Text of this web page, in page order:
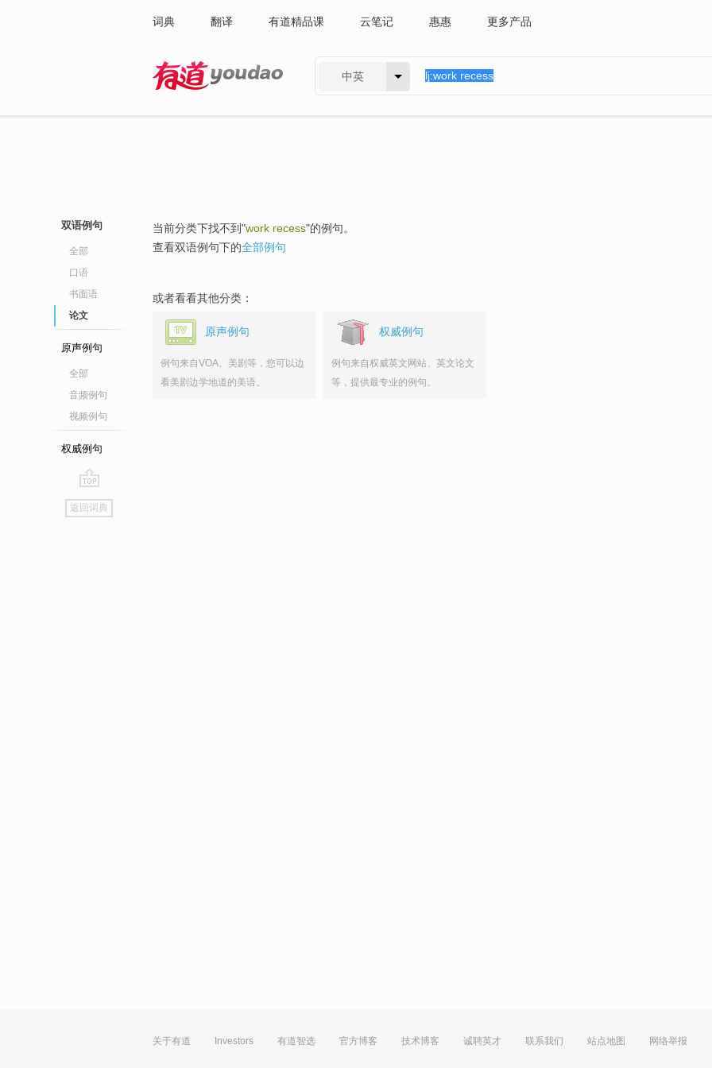
词典 翻译 有道精品课 云笔记 惠惠 更多产品
中英
双语例句
全部
口语
书面语
论文
原声例句
全部
音频例句
视频例句
权威例句
go
top
返回词典
当前分类下找不到"work recess"的例句。
查看双语例句下的全部例句
或者看看其他分类：
原声例句
例句来自VOA、美剧等，您可以边
看美剧边学地道的美语。
权威例句
例句来自权威英文网站、英文论文
等，提供最专业的例句。
关于有道 Investors 有道智选 官方博客 技术博客 诚聘英才 联系我们 站点地图 网络举报